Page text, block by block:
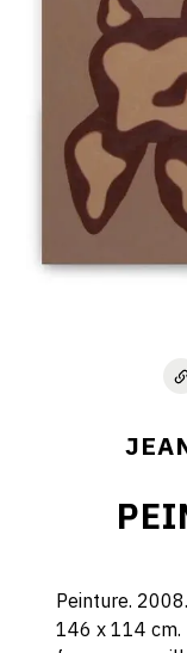
Peinture.
146 x 114 cm.